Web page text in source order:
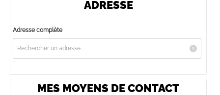
ADRESSE
Adresse complète
MES MOYENS DE CONTACT